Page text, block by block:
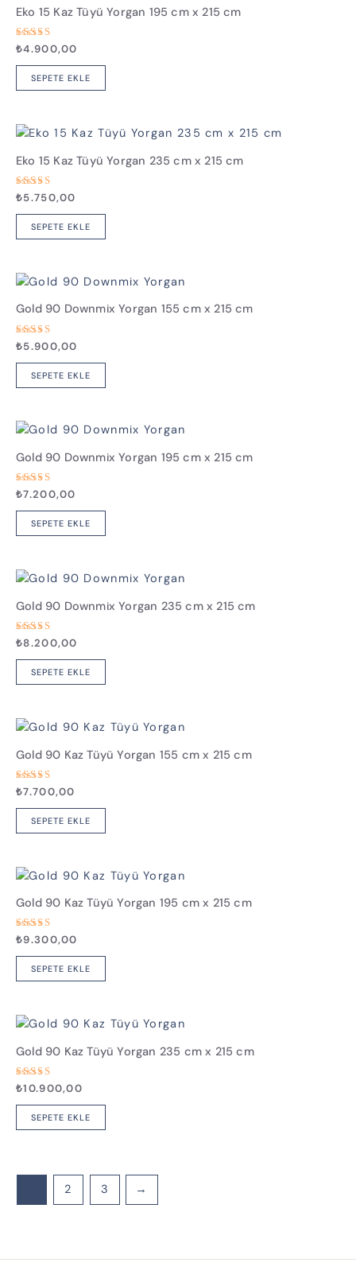
Eko 15 Kaz Tüyü Yorgan 195 cm x 215 cm
5
üzerinden
5.00
oy aldı
₺4.900,00
SEPETE EKLE
Eko 15 Kaz Tüyü Yorgan 235 cm x 215 cm
5
üzerinden
4.50
oy aldı
₺5.750,00
SEPETE EKLE
Gold 90 Downmix Yorgan 155 cm x 215 cm
5
üzerinden
5.00
oy aldı
₺5.900,00
SEPETE EKLE
Gold 90 Downmix Yorgan 195 cm x 215 cm
5
üzerinden
5.00
oy aldı
₺7.200,00
SEPETE EKLE
Gold 90 Downmix Yorgan 235 cm x 215 cm
5
üzerinden
5.00
oy aldı
₺8.200,00
SEPETE EKLE
Gold 90 Kaz Tüyü Yorgan 155 cm x 215 cm
5
üzerinden
5.00
oy aldı
₺7.700,00
SEPETE EKLE
Gold 90 Kaz Tüyü Yorgan 195 cm x 215 cm
5
üzerinden
5.00
oy aldı
₺9.300,00
SEPETE EKLE
Gold 90 Kaz Tüyü Yorgan 235 cm x 215 cm
5
üzerinden
4.80
oy aldı
₺10.900,00
SEPETE EKLE
2 3 →